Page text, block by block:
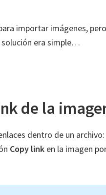
importar imágenes,
solución era simple…
de la
dentro de un archivo:
Copy link en la imagen